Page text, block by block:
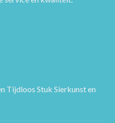
Tijdloos Stuk Sierkunst en